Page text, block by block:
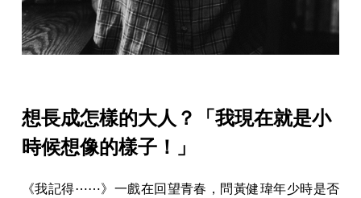
想長成怎樣的大人？「我現在就是小
時候想像的樣子！」
《我記得⋯⋯》一戲在回望青春，問黃健瑋年少時是否